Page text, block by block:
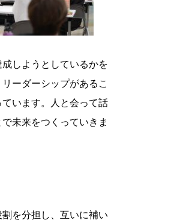
しようとしているかを
ーダーシップがあるこ
います。人と会って話
未来をつくっていきま
を分担し、互いに補い